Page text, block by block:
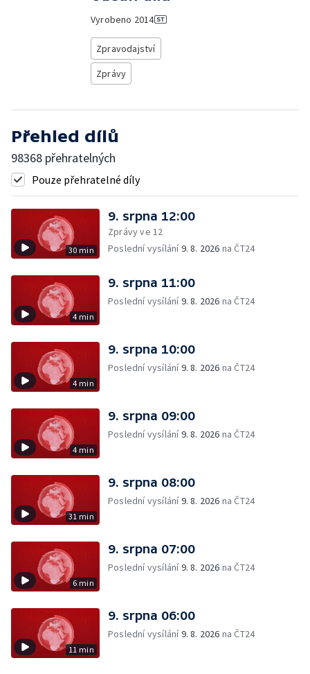
Vyrobeno 2014
Zpravodajství
Zprávy
Přehled dílů
98368 přehratelných
Pouze přehratelné díly
30 min
9. srpna 12:00
Zprávy ve 12
Poslední vysílání9. 8. 2026 na ČT24
4 min
9. srpna 11:00
Poslední vysílání9. 8. 2026 na ČT24
4 min
9. srpna 10:00
Poslední vysílání9. 8. 2026 na ČT24
4 min
9. srpna 09:00
Poslední vysílání9. 8. 2026 na ČT24
31 min
9. srpna 08:00
Poslední vysílání9. 8. 2026 na ČT24
6 min
9. srpna 07:00
Poslední vysílání9. 8. 2026 na ČT24
11 min
9. srpna 06:00
Poslední vysílání9. 8. 2026 na ČT24